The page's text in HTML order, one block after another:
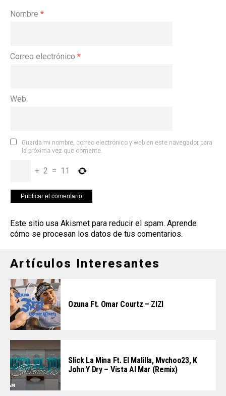
Nombre *
Correo electrónico *
Web
Guarda mi nombre, correo electrónico y web en este navegador para
la próxima vez que comente.
+ 2 = 11
Este sitio usa Akismet para reducir el spam. Aprende
cómo se procesan los datos de tus comentarios.
Artículos Interesantes
Ozuna Ft. Omar Courtz – ZIZI
Slick La Mina Ft. El Malilla, Mvchoo23, K
John Y Dry – Vista Al Mar (Remix)